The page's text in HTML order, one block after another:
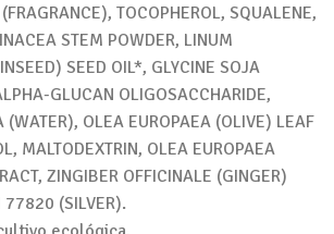
TOCOPHEROL, SQUALENE,
STEM POWDER, LINUM
SEED OIL*, GLYCINE SOJA
GLUCAN OLIGOSACCHARIDE,
OLEA EUROPAEA (OLIVE) LEAF
MALTODEXTRIN, OLEA EUROPAEA
ZINGIBER OFFICINALE (GINGER)
77820 (SILVER).